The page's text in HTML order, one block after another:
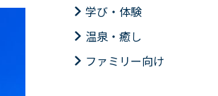
学び・体験
温泉・癒し
ファミリー向け